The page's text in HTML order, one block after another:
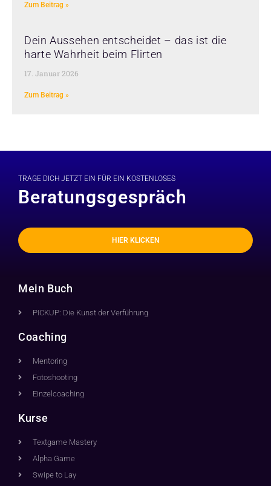
Zum Beitrag »
Dein Aussehen entscheidet – das ist die
harte Wahrheit beim Flirten
17. Januar 2026
Zum Beitrag »
TRAGE DICH JETZT EIN FÜR EIN KOSTENLOSES
Beratungsgespräch
HIER KLICKEN
Mein Buch
PICKUP: Die Kunst der Verführung
Coaching
Mentoring
Fotoshooting
Einzelcoaching
Kurse
Textgame Mastery
Alpha Game
Swipe to Lay